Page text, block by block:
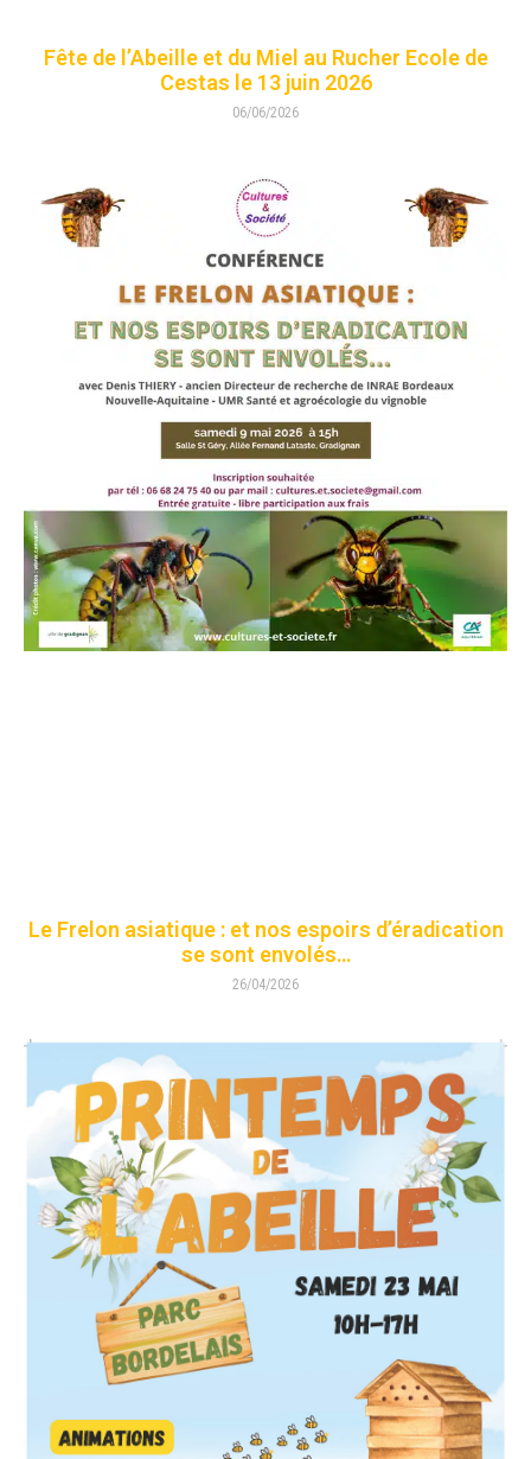
Fête de l’Abeille et du Miel au Rucher Ecole de
Cestas le 13 juin 2026
06/06/2026
Le Frelon asiatique : et nos espoirs d’éradication
se sont envolés…
26/04/2026